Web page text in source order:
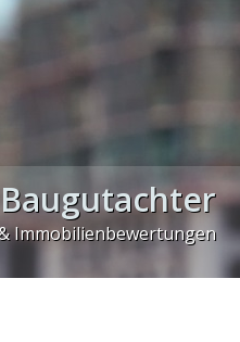
Baugutachter
Immobilienbewertungen